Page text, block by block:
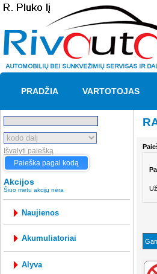
PRADŽIA VARTOTOJAS
Išvalyti paiešką
Paieška pagal kodą
Akcijos
Šiuo metu akcijų nėra
Naujienos
akumuliatoriai
alyva